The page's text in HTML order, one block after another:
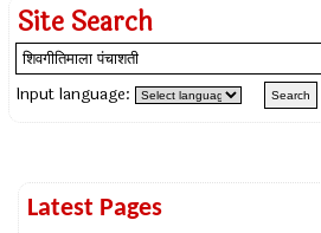
Site Search
Input language:
Latest Pages